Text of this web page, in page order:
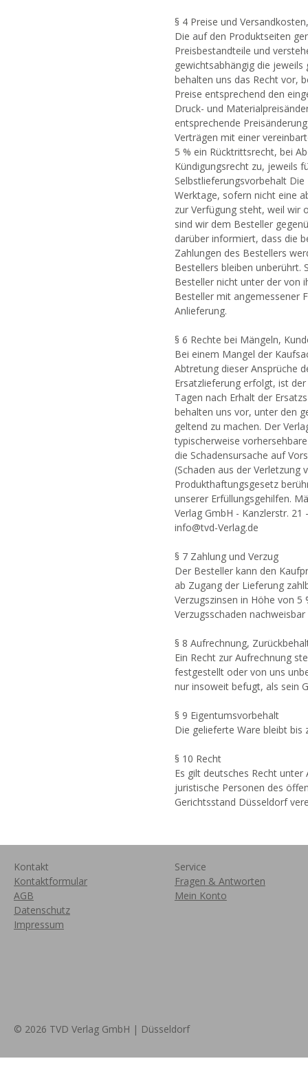
§ 4 Preise und
Die auf den Produktseiten
Preisbestandteile und
gewichtsabhängig die
behalten uns das Recht vor,
Preise entsprechend den
Druck- und
entsprechende
Verträgen mit einer
5 % ein Rücktrittsrecht, bei
Kündigungsrecht zu, jeweils
Selbstlieferungsvorbehalt
Werktage, sofern nicht eine
zur Verfügung steht, weil wir
sind wir dem Besteller
darüber informiert, dass die
Zahlungen des Bestellers
Bestellers bleiben unberührt.
Besteller nicht unter der von
Besteller mit angemessener
Anlieferung.
§ 6 Rechte bei Mängeln,
Bei einem Mangel der
Abtretung dieser Ansprüche
Ersatzlieferung erfolgt, ist
Tagen nach Erhalt der
behalten uns vor, unter den
geltend zu machen. Der
typischerweise
die Schadensursache auf
(Schaden aus der Verletzung
Produkthaftungsgesetz
unserer Erfüllungsgehilfen.
Verlag GmbH - Kanzlerstr.
info@tvd-Verlag.de
§ 7 Zahlung und Verzug
Der Besteller kann den
ab Zugang der Lieferung
Verzugszinsen in Höhe von 5
Verzugsschaden
§ 8 Aufrechnung,
Ein Recht zur Aufrechnung
festgestellt oder von uns
nur insoweit befugt, als sein
§ 9 Eigentumsvorbehalt
Die gelieferte Ware bleibt bis
§ 10 Recht
Es gilt deutsches Recht
juristische Personen des
Gerichtsstand Düsseldorf
Kontakt
Kontaktformular
AGB
Datenschutz
Impressum
Service
Fragen & Antworten
Mein Konto
© 2026 TVD Verlag GmbH | Düsseldorf